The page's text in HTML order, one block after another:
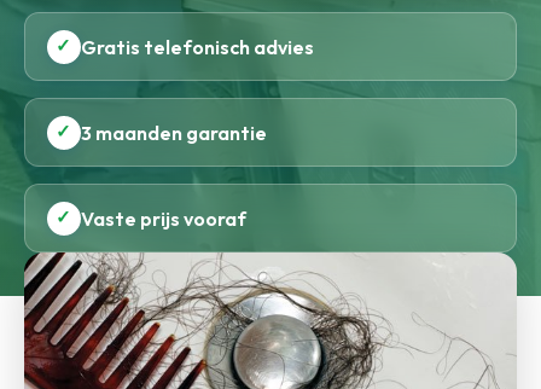
✓ Gratis telefonisch advies
✓ 3 maanden garantie
✓ Vaste prijs vooraf